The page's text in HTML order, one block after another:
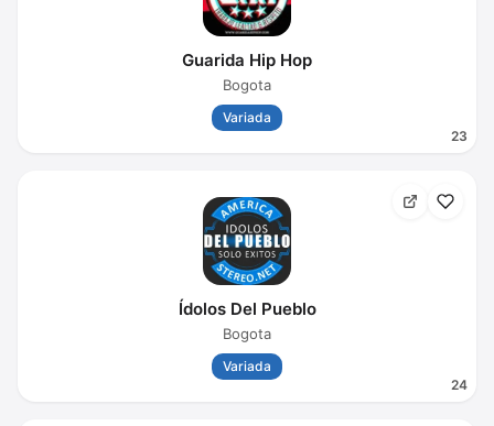
23
Guarida Hip Hop
Bogota
Variada
24
Ídolos Del Pueblo
Bogota
Variada